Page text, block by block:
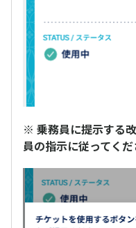
※ 乗務員に提示する
員の指示に従ってく